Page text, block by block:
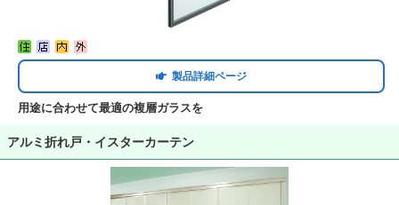
製品詳細ページ
用途に合わせて最適の複層ガラスを
アルミ折れ戸・イスターカーテン